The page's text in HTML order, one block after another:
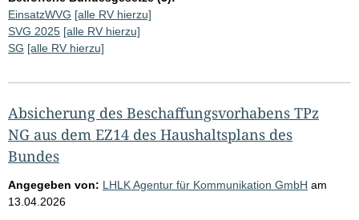
EinsatzWVG [alle RV hierzu]
SVG 2025 [alle RV hierzu]
SG [alle RV hierzu]
Absicherung des Beschaffungsvorhabens TPz
NG aus dem EZ14 des Haushaltsplans des
Bundes
Angegeben von: LHLK Agentur für Kommunikation GmbH am
13.04.2026